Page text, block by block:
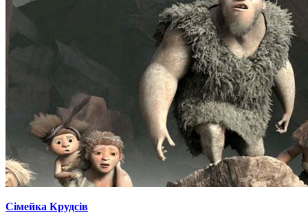
Сімейка Крудсів